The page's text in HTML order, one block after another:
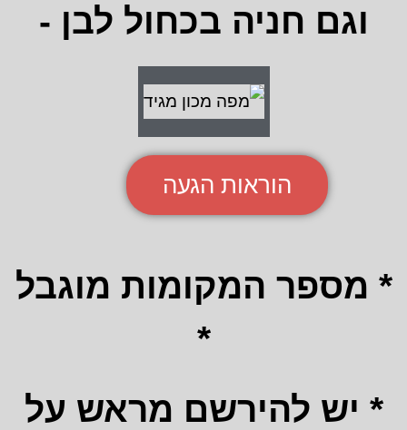
וגם חניה בכחול לבן -
הוראות הגעה
* מספר המקומות מוגבל
*
* יש להירשם מראש על